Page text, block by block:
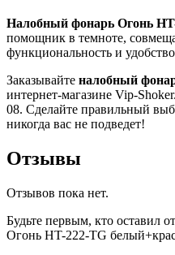
Налобный фонарь Огонь
помощник в темноте,
функциональность и
Заказывайте налобный
интернет-магазине Vip-
08. Сделайте правильный
никогда вас не подведет!
Отзывы
Отзывов пока нет.
Будьте первым, кто оставил
Огонь HT-222-TG